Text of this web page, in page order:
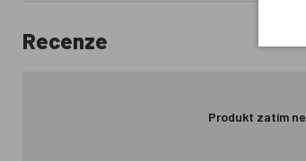
Recenze
Produkt zatím